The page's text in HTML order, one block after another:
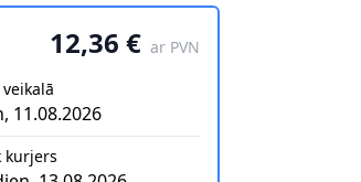
12,36 € ar PVN
11.08.2026
kurjers